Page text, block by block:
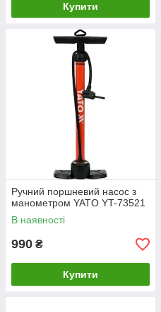
Купити
Ручний поршневий насос з
манометром YATO YT-73521
В наявності
990 ₴
Купити